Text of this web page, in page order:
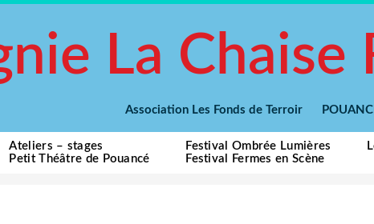
La Chaise
Association Les Fonds de Terroir
Ateliers – stages
Petit Théâtre de Pouancé
Festival Ombrée Lumières
Festival Fermes en Scène